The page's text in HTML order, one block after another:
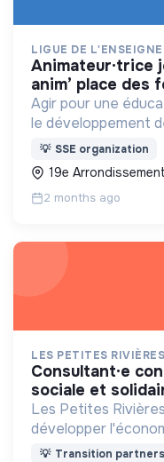
LIGUE DE
animateur·trice jeunesse centre paris
anim’ place des
Agir pour une
le développement
l’accès de tou·tes
💡 SSE organization
19e
2 months ago
LES PETITES RIVIÈRES
consultant·e confirmé.e en économie
sociale et
Les Petites
développer
d'accélérer les
💡 Transition partners